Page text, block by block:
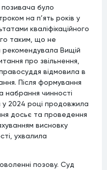
було
на п’ять років у
кваліфікаційного
таким, що не
рекомендувала Вищій
про звільнення,
відмовила в
Після формування
набрання чинності
у 2024 році продовжила
досьє та проведення
висновку
ухвалила
позову. Суд